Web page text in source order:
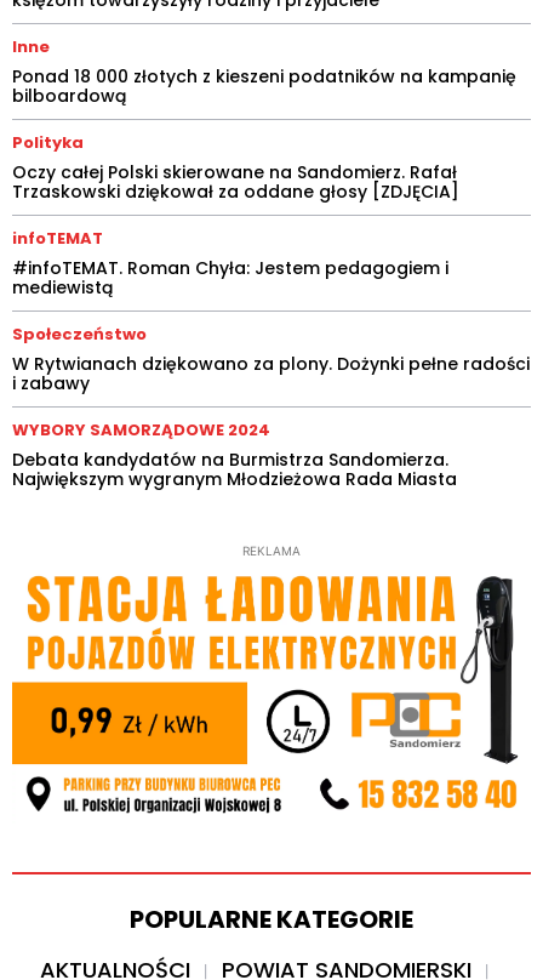
Inne
Ponad 18 000 złotych z kieszeni podatników na kampanię
bilboardową
Polityka
Oczy całej Polski skierowane na Sandomierz. Rafał
Trzaskowski dziękował za oddane głosy [ZDJĘCIA]
infoTEMAT
#infoTEMAT. Roman Chyła: Jestem pedagogiem i
mediewistą
Społeczeństwo
W Rytwianach dziękowano za plony. Dożynki pełne radości
i zabawy
WYBORY SAMORZĄDOWE 2024
Debata kandydatów na Burmistrza Sandomierza.
Największym wygranym Młodzieżowa Rada Miasta
REKLAMA
POPULARNE KATEGORIE
AKTUALNOŚCI POWIAT SANDOMIERSKI